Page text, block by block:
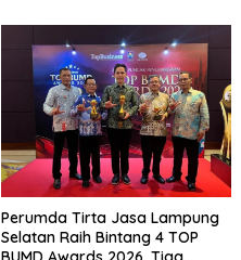
Perumda Tirta Jasa Lampung
Selatan Raih Bintang 4 TOP